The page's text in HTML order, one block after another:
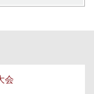
会